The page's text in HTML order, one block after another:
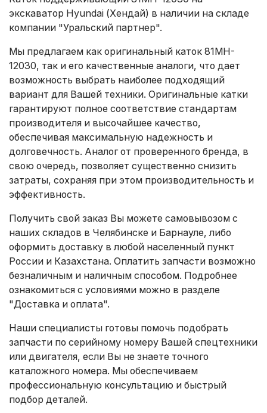
экскаватор Hyundai (Хендай) в наличии на складе
компании "Уральский партнер".
Мы предлагаем как оригинальный каток 81MH-
12030, так и его качественные аналоги, что дает
возможность выбрать наиболее подходящий
вариант для Вашей техники. Оригинальные катки
гарантируют полное соответствие стандартам
производителя и высочайшее качество,
обеспечивая максимальную надежность и
долговечность. Аналог от проверенного бренда, в
свою очередь, позволяет существенно снизить
затраты, сохраняя при этом производительность и
эффективность.
Получить свой заказ Вы можете самовывозом с
наших складов в Челябинске и Барнауле, либо
оформить доставку в любой населенный пункт
России и Казахстана. Оплатить запчасти возможно
безналичным и наличным способом. Подробнее
ознакомиться с условиями можно в разделе
"Доставка и оплата".
Наши специалисты готовы помочь подобрать
запчасти по серийному номеру Вашей спецтехники
или двигателя, если Вы не знаете точного
каталожного номера. Мы обеспечиваем
профессиональную консультацию и быстрый
подбор деталей.